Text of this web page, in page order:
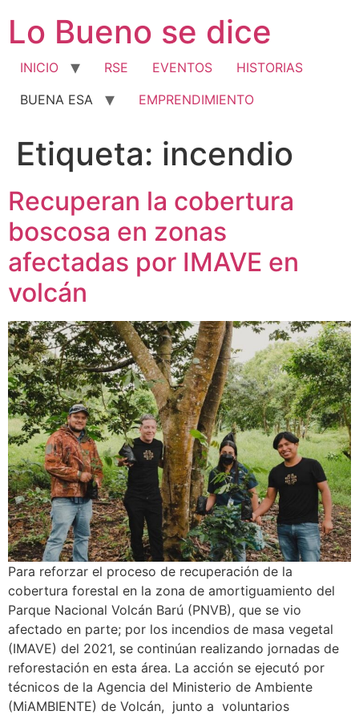
contenido
Lo Bueno se dice
INICIO RSE EVENTOS
HISTORIAS
BUENA ESA
EMPRENDIMIENTO
Etiqueta: incendio
Recuperan la cobertura
boscosa en zonas
afectadas por IMAVE en
volcán
Para reforzar el proceso de recuperación de la
cobertura forestal en la zona de amortiguamiento del
Parque Nacional Volcán Barú (PNVB), que se vio
afectado en parte; por los incendios de masa vegetal
(IMAVE) del 2021, se continúan realizando jornadas de
reforestación en esta área. La acción se ejecutó por
técnicos de la Agencia del Ministerio de Ambiente
(MiAMBIENTE) de Volcán, junto a voluntarios